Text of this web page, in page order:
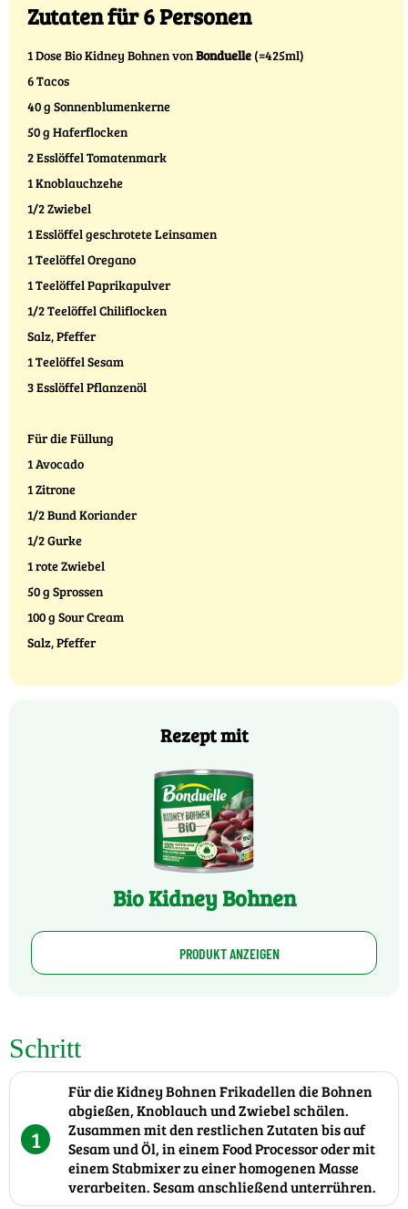
Zutaten für 6 Personen
1 Dose Bio Kidney Bohnen vonBonduelle (=425ml)
6 Tacos
40 g Sonnenblumenkerne
50 g Haferflocken
2 Esslöffel Tomatenmark
1 Knoblauchzehe
1/2 Zwiebel
1 Esslöffel geschrotete Leinsamen
1 Teelöffel Oregano
1 Teelöffel Paprikapulver
1/2 Teelöffel Chiliflocken
Salz, Pfeffer
1 Teelöffel Sesam
3 Esslöffel Pflanzenöl
Für die Füllung
1 Avocado
1 Zitrone
1/2 Bund Koriander
1/2 Gurke
1 rote Zwiebel
50 g Sprossen
100 g Sour Cream
Salz, Pfeffer
Rezept mit
Bio Kidney Bohnen
PRODUKT ANZEIGEN
Schritt
1
Für die Kidney Bohnen Frikadellen die Bohnen
abgießen, Knoblauch und Zwiebel schälen.
Zusammen mit den restlichen Zutaten bis auf
Sesam und Öl, in einem Food Processor oder mit
einem Stabmixer zu einer homogenen Masse
verarbeiten. Sesam anschließend unterrühren.